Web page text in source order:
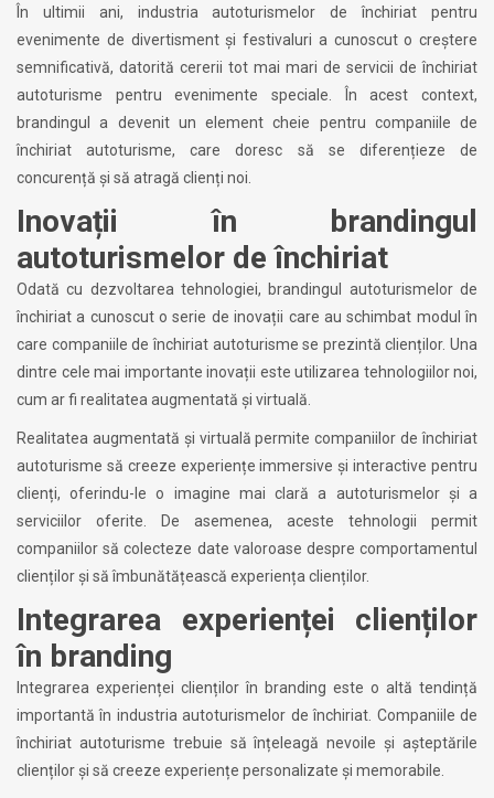
În ultimii ani, industria autoturismelor de închiriat pentru
evenimente de divertisment și festivaluri a cunoscut o creștere
semnificativă, datorită cererii tot mai mari de servicii de închiriat
autoturisme pentru evenimente speciale. În acest context,
brandingul a devenit un element cheie pentru companiile de
închiriat autoturisme, care doresc să se diferențieze de
concurență și să atragă clienți noi.
Inovații în brandingul
autoturismelor de închiriat
Odată cu dezvoltarea tehnologiei, brandingul autoturismelor de
închiriat a cunoscut o serie de inovații care au schimbat modul în
care companiile de închiriat autoturisme se prezintă clienților. Una
dintre cele mai importante inovații este utilizarea tehnologiilor noi,
cum ar fi realitatea augmentată și virtuală.
Realitatea augmentată și virtuală permite companiilor de închiriat
autoturisme să creeze experiențe immersive și interactive pentru
clienți, oferindu-le o imagine mai clară a autoturismelor și a
serviciilor oferite. De asemenea, aceste tehnologii permit
companiilor să colecteze date valoroase despre comportamentul
clienților și să îmbunătățească experiența clienților.
Integrarea experienței clienților
în branding
Integrarea experienței clienților în branding este o altă tendință
importantă în industria autoturismelor de închiriat. Companiile de
închiriat autoturisme trebuie să înțeleagă nevoile și așteptările
clienților și să creeze experiențe personalizate și memorabile.